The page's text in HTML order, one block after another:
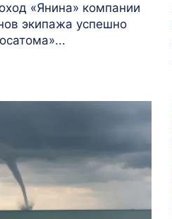
«Янина» компании
экипажа успешно